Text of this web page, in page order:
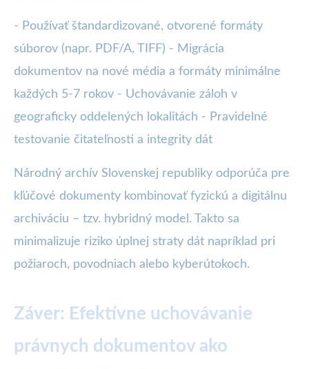
- Používať štandardizované, otvorené formáty
súborov (napr. PDF/A, TIFF) - Migrácia
dokumentov na nové média a formáty minimálne
každých 5-7 rokov - Uchovávanie záloh v
geograficky oddelených lokalitách - Pravidelné
testovanie čitateľnosti a integrity dát
Národný archív Slovenskej republiky odporúča pre
kľúčové dokumenty kombinovať fyzickú a digitálnu
archiváciu – tzv. hybridný model. Takto sa
minimalizuje riziko úplnej straty dát napríklad pri
požiaroch, povodniach alebo kyberútokoch.
Záver: Efektívne uchovávanie
právnych dokumentov ako